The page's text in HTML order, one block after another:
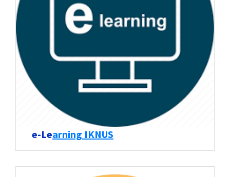
e-Learning IKNUS